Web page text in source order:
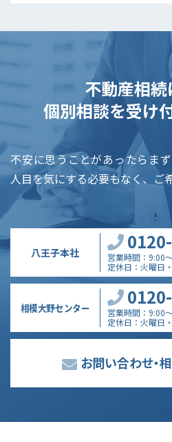
不動産相
個別相談を受け
不安に思うことがあったらま
人目を気にする必要もなく、ご
八王子本社 営業時間
9:00
定休日
火曜日
相模大野センター 営業時間
9:00
定休日
火曜日
お問い合わせ・